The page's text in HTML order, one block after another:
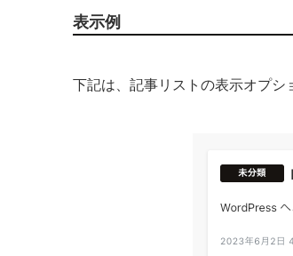
表示例
下記は、記事リストの表示オプシ